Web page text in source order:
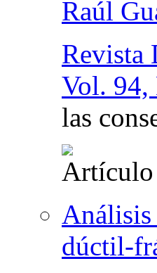
Raúl
Revista
Vol. 94,
las
Análisis
dúctil-